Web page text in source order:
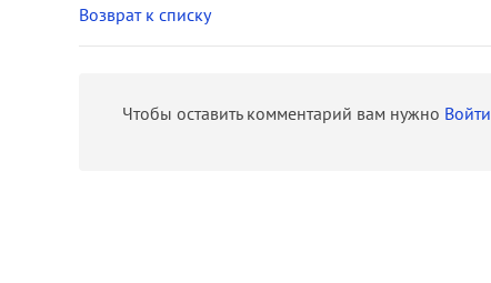
Возврат к списку
Чтобы оставить комментарий вам нужно Войти